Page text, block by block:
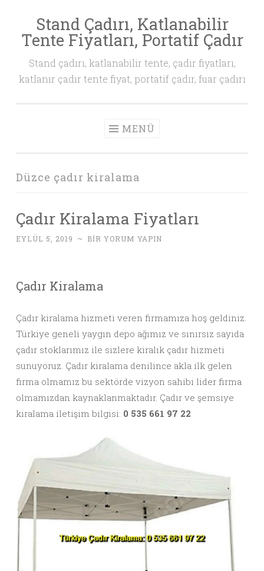
İçeriğe
geç
Stand Çadırı, Katlanabilir
Tente Fiyatları, Portatif Çadır
Stand çadırı, katlanabilir tente, çadır fiyatları,
katlanır çadır tente fiyat, portatif çadır, fuar çadırı
MENÜ
Düzce çadır kiralama
Çadır Kiralama Fiyatları
EYLÜL 5, 2019 ~ BIR YORUM YAPIN
Çadır Kiralama
Çadır kiralama hizmeti veren firmamıza hoş geldiniz.
Türkiye geneli yaygın depo ağımız ve sınırsız sayıda
çadır stoklarımız ile sizlere kiralık çadır hizmeti
sunuyoruz. Çadır kiralama denilince akla ilk gelen
firma olmamız bu sektörde vizyon sahibi lider firma
olmamızdan kaynaklanmaktadır. Çadır ve şemsiye
kiralama iletişim bilgisi: 0 535 661 97 22